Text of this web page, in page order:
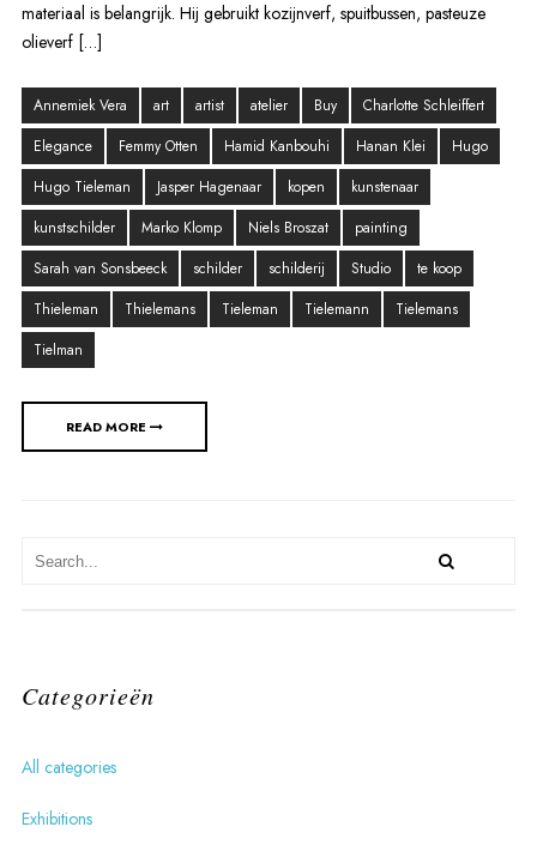
materiaal is belangrijk. Hij gebruikt kozijnverf, spuitbussen, pasteuze
olieverf […]
Annemiek Vera art artist atelier Buy
Charlotte Schleiffert
Elegance
Femmy Otten Hamid Kanbouhi Hanan Klei
Hugo
Hugo Tieleman
Jasper Hagenaar kopen
kunstenaar
kunstschilder
Marko Klomp Niels Broszat
painting
Sarah van Sonsbeeck
schilder schilderij Studio
te koop
Thieleman
Thielemans Tieleman Tielemann
Tielemans
Tielman
READ MORE
Categorieën
All categories
Exhibitions